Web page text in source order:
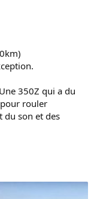
350Z qui a du
rouler
du son et des